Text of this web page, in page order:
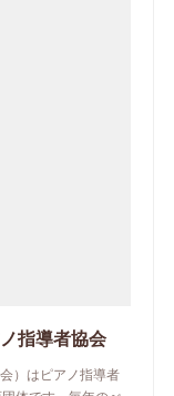
指導者協会
）はピアノ指導者